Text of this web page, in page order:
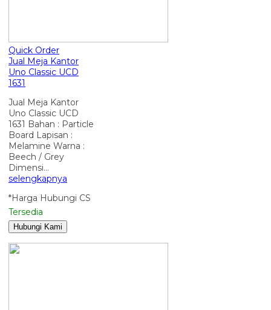
Quick Order
Jual Meja Kantor
Uno Classic UCD
1631
Jual Meja Kantor
Uno Classic UCD
1631 Bahan : Particle
Board Lapisan :
Melamine Warna :
Beech / Grey
Dimensi…
selengkapnya
*Harga Hubungi CS
Tersedia
Hubungi Kami